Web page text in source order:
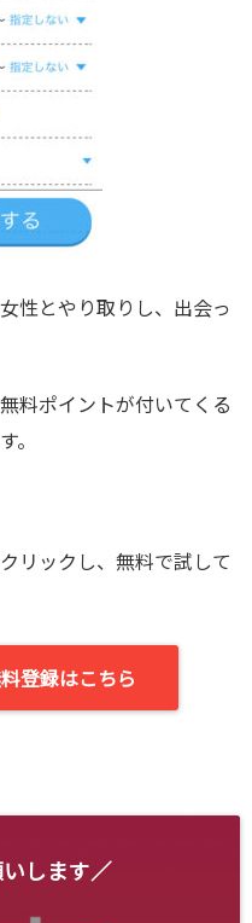
性とやり取りし、出会っ
料ポイントが付いてくる
。
リックし、無料で試して
登録はこちら
します／